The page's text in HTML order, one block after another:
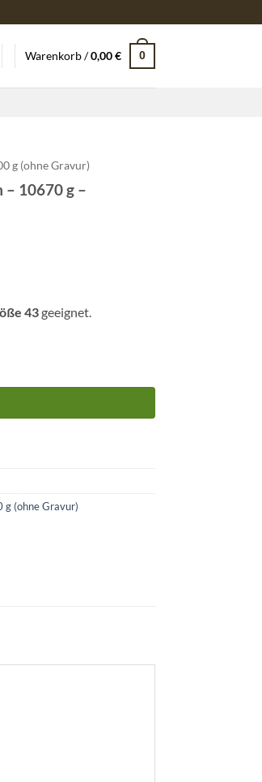
Warenkorb /0,00€ 0
g (ohne Gravur)
– 10670 g –
43geeignet.
(ohne Gravur)